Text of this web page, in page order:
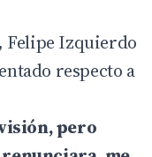
Felipe Izquierdo
respecto a
pero